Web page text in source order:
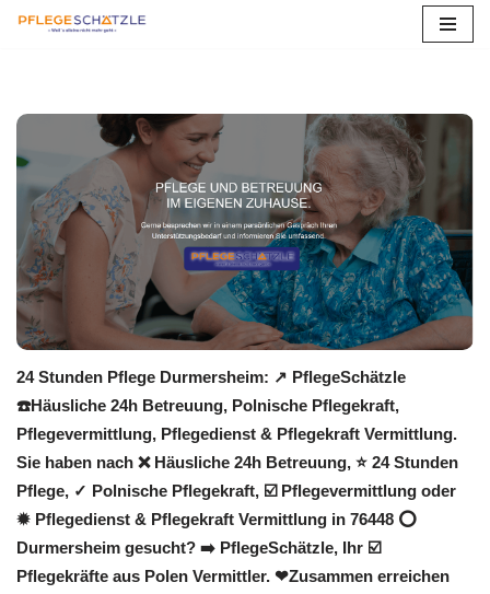
springen
24 Stunden Pflege Durmersheim: ↗️ PflegeSchätzle
☎️Häusliche 24h Betreuung, Polnische Pflegekraft,
Pflegevermittlung, Pflegedienst & Pflegekraft Vermittlung.
Sie haben nach ❌ Häusliche 24h Betreuung, ⭐ 24 Stunden
Pflege, ✓ Polnische Pflegekraft, ☑️ Pflegevermittlung oder
✹ Pflegedienst & Pflegekraft Vermittlung in 76448 ⭕
Durmersheim gesucht? ➡️ PflegeSchätzle, Ihr ☑️
Pflegekräfte aus Polen Vermittler. ❤Zusammen erreichen